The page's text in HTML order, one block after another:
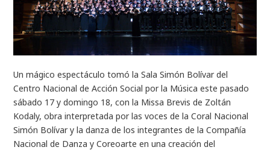
Un mágico espectáculo tomó la Sala Simón Bolívar del
Centro Nacional de Acción Social por la Música este pasado
sábado 17 y domingo 18, con la Missa Brevis de Zoltán
Kodaly, obra interpretada por las voces de la Coral Nacional
Simón Bolívar y la danza de los integrantes de la Compañía
Nacional de Danza y Coreoarte en una creación del